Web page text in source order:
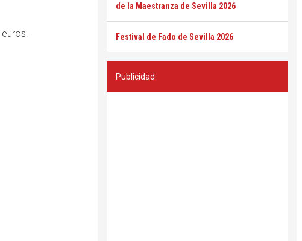
de la Maestranza de Sevilla 2026
Festival de Fado de Sevilla 2026
Publicidad